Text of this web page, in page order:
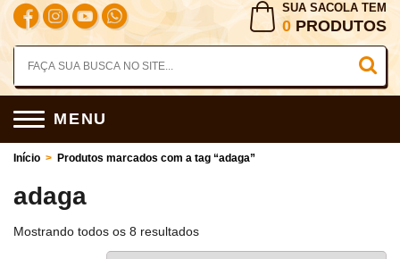
SUA SACOLA TEM
0 PRODUTOS
MENU
Início > Produtos marcados com a tag “adaga”
adaga
Mostrando todos os 8 resultados